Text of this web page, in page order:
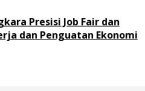
Presisi Job Fair dan
dan Penguatan Ekonomi